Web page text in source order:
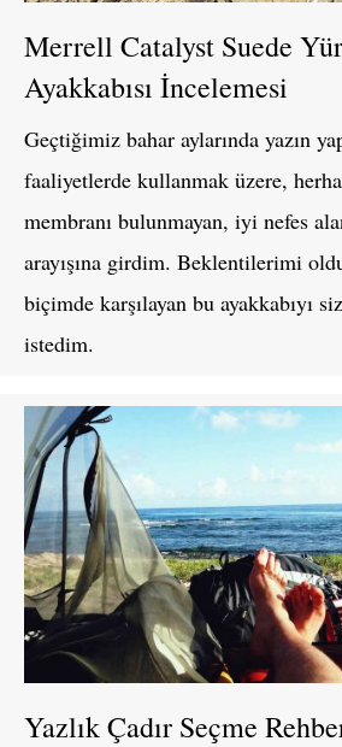
Merrell Catalyst Suede
Ayakkabısı İncelemesi
Geçtiğimiz bahar aylarında yazın
faaliyetlerde kullanmak üzere,
membranı bulunmayan, iyi nefes
arayışına girdim. Beklentilerimi
biçimde karşılayan bu ayakkabıyı
istedim.
Yazlık Çadır Seçme